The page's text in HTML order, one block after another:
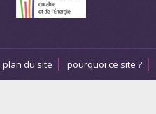
plan du site pourquoi ce site ?